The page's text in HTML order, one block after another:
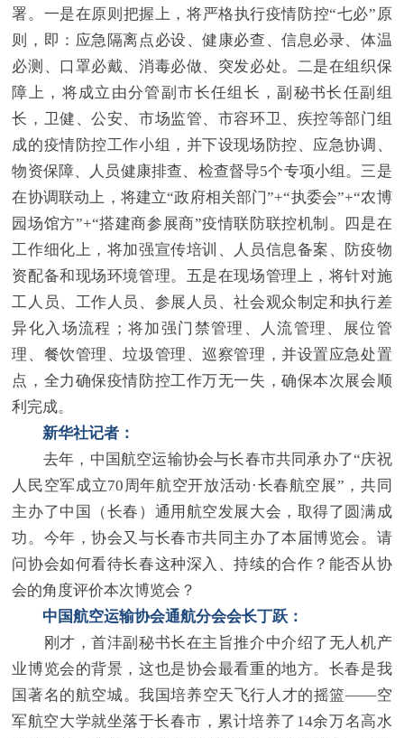
署。一是在原则把握上，将严格执行疫情防控“七必”原
则，即：应急隔离点必设、健康必查、信息必录、体温
必测、口罩必戴、消毒必做、突发必处。二是在组织保
障上，将成立由分管副市长任组长，副秘书长任副组
长，卫健、公安、市场监管、市容环卫、疾控等部门组
成的疫情防控工作小组，并下设现场防控、应急协调、
物资保障、人员健康排查、检查督导5个专项小组。三是
在协调联动上，将建立“政府相关部门”+“执委会”+“农博
园场馆方”+“搭建商参展商”疫情联防联控机制。四是在
工作细化上，将加强宣传培训、人员信息备案、防疫物
资配备和现场环境管理。五是在现场管理上，将针对施
工人员、工作人员、参展人员、社会观众制定和执行差
异化入场流程；将加强门禁管理、人流管理、展位管
理、餐饮管理、垃圾管理、巡察管理，并设置应急处置
点，全力确保疫情防控工作万无一失，确保本次展会顺
利完成。
新华社记者：
去年，中国航空运输协会与长春市共同承办了“庆祝
人民空军成立70周年航空开放活动·长春航空展”，共同
主办了中国（长春）通用航空发展大会，取得了圆满成
功。今年，协会又与长春市共同主办了本届博览会。请
问协会如何看待长春这种深入、持续的合作？能否从协
会的角度评价本次博览会？
中国航空运输协会通航分会会长丁跃：
刚才，首沣副秘书长在主旨推介中介绍了无人机产
业博览会的背景，这也是协会最看重的地方。长春是我
国著名的航空城。我国培养空天飞行人才的摇篮——空
军航空大学就坐落于长春市，累计培养了14余万名高水